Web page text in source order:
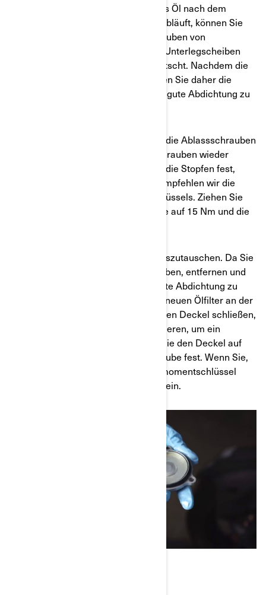
Während Sie darauf warten, dass das Öl nach dem
Entfernen beider Ablassschrauben abläuft, können Sie
die Zeit nutzen, um Ihre Ablassschrauben von
überschüssigem Öl zu reinigen. Die Unterlegscheiben
der Ablassschrauben wurden gequetscht. Nachdem die
Ablassschrauben sauber sind, können Sie daher die
Unterlegscheiben ersetzen, um eine gute Abdichtung zu
Wenn das Öl abgelassen wurde und die Ablassschrauben
fertig sind, können Sie die Ablassschrauben wieder
einsetzen. Um sicherzustellen, dass die Stopfen fest,
aber nicht zu fest angezogen sind, empfehlen wir die
Verwendung eines Drehmomentschlüssels. Ziehen Sie
damit die sekundäre Ablassschraube auf 15 Nm und die
Nun ist es an der Zeit, den Ölfilter auszutauschen. Da Sie
den Deckel bereits abgenommen haben, entfernen und
ersetzen Sie den O-Ring, um eine gute Abdichtung zu
gewährleisten. Setzen Sie dann den neuen Ölfilter an der
vorgesehenen Stelle ein. Bevor Sie den Deckel schließen,
sollten Sie ihn mit etwas Öl einschmieren, um ein
Einklemmen zu verhindern. Setzen Sie den Deckel auf
den Ölfilter und ziehen Sie die Schraube fest. Wenn Sie,
wie von uns empfohlen, einen Drehmomentschlüssel
verwenden, stellen Sie ihn auf 9 Nm ein.